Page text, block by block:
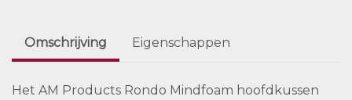
Omschrijving Eigenschappen
Het AM Products Rondo Mindfoam hoofdkussen